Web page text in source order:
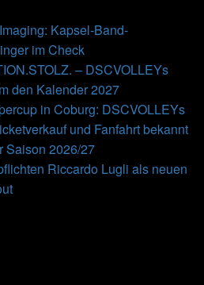
Kapsel-Band-
im Check
– DSCVOLLEYs
den Kalender 2027
in Coburg: DSCVOLLEYs
und Fanfahrt bekannt
Saison 2026/27
Riccardo Lugli als neuen